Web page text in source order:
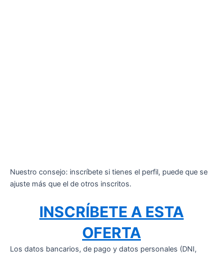
Nuestro consejo: inscríbete si tienes el perfil, puede que se
ajuste más que el de otros inscritos.
INSCRÍBETE A ESTA
OFERTA
Los datos bancarios, de pago y datos personales (DNI,